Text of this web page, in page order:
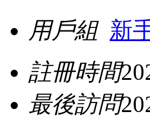
用戶組 新
註冊時間
最後訪問